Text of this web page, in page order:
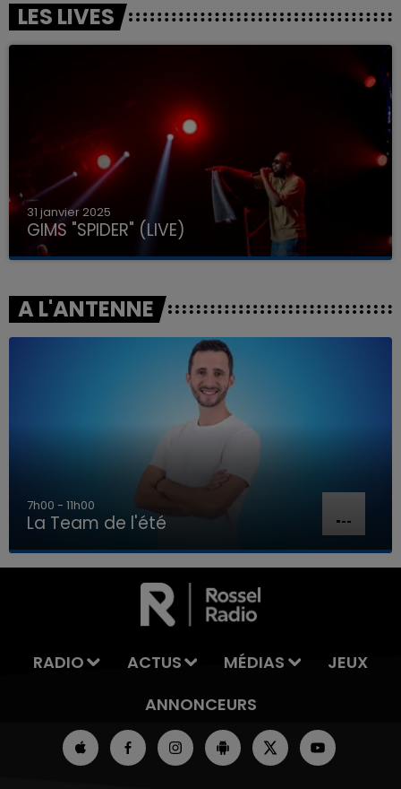
LA TEAM DE L'ÉTÉ
LES LIVES
31 janvier 2025
GIMS "SPIDER" (LIVE)
A L'ANTENNE
7h00 - 11h00
La Team de l'été
RADIO ACTUS MÉDIAS
JEUX
ANNONCEURS